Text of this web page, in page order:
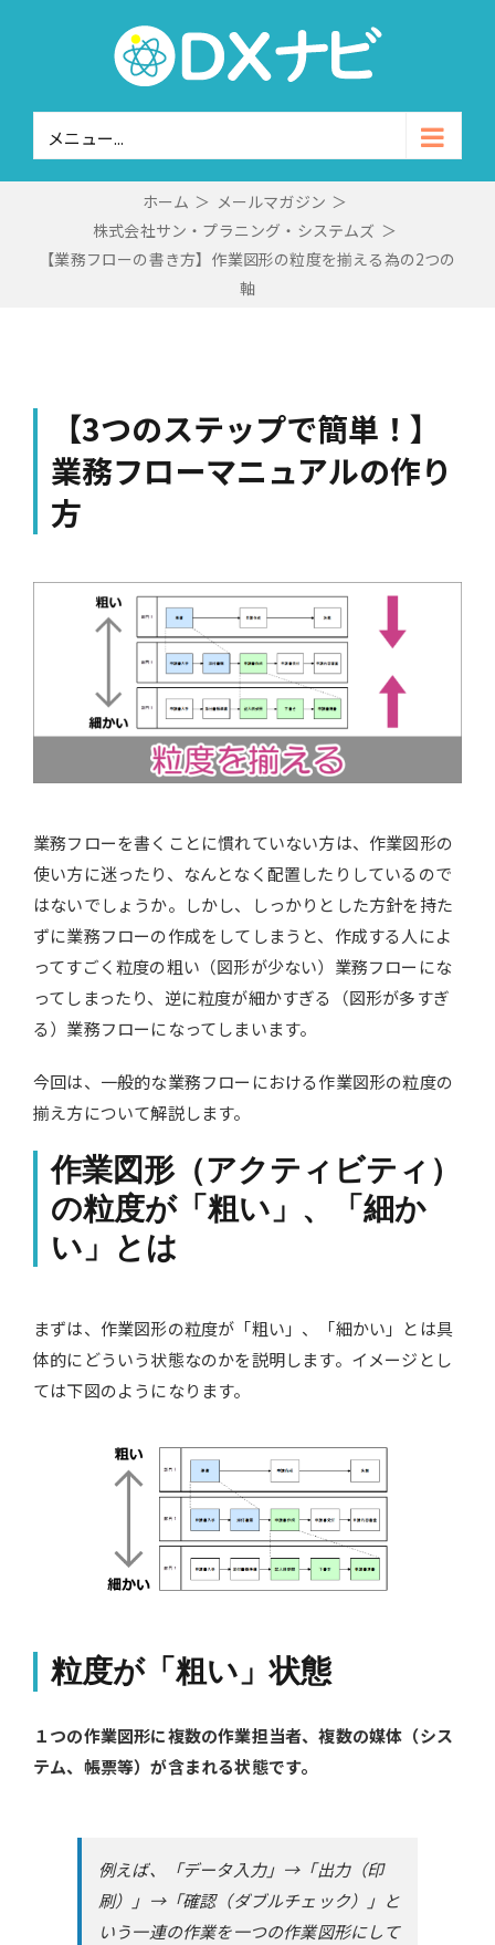
メニュー...
ホーム ＞ メールマガジン ＞
株式会社サン・プラニング・システムズ ＞
【業務フローの書き方】作業図形の粒度を揃える為の2つの
軸
【3つのステップで簡単！】
業務フローマニュアルの作り
方
業務フローを書くことに慣れていない方は、作業図形の
使い方に迷ったり、なんとなく配置したりしているので
はないでしょうか。しかし、しっかりとした方針を持た
ずに業務フローの作成をしてしまうと、作成する人によ
ってすごく粒度の粗い（図形が少ない）業務フローにな
ってしまったり、逆に粒度が細かすぎる（図形が多すぎ
る）業務フローになってしまいます。
今回は、一般的な業務フローにおける作業図形の粒度の
揃え方について解説します。
作業図形（アクティビティ）
の粒度が「粗い」、「細か
い」とは
まずは、作業図形の粒度が「粗い」、「細かい」とは具
体的にどういう状態なのかを説明します。イメージとし
ては下図のようになります。
粒度が「粗い」状態
１つの作業図形に複数の作業担当者、複数の媒体（シス
テム、帳票等）が含まれる状態です。
例えば、「データ入力」→「出力（印
刷）」→「確認（ダブルチェック）」と
いう一連の作業を一つの作業図形にして